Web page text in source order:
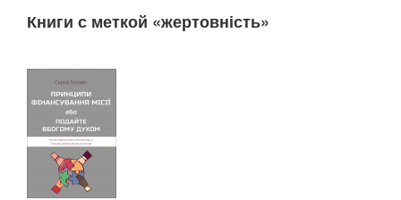
Книги с меткой «жертовність»